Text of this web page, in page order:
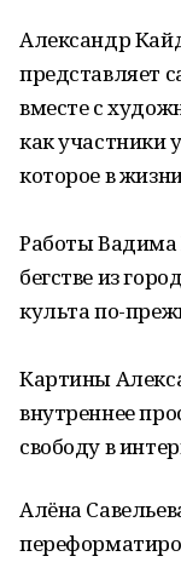
Александр
представляет
вместе с
как участники
которое в
Работы Вадима
бегстве из
культа по-
Картины
внутреннее
свободу в
Алёна